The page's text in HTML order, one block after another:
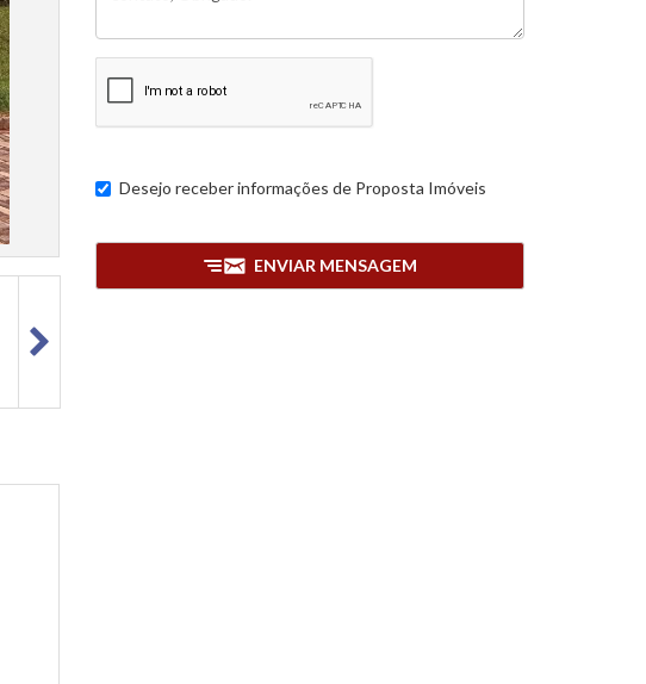
Desejo receber informações de Proposta Imóveis
ENVIAR MENSAGEM